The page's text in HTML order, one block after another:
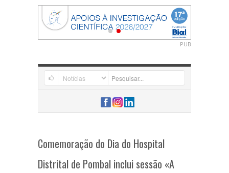
PUB
Comemoração do Dia do Hospital
Distrital de Pombal inclui sessão «A